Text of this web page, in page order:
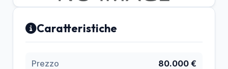
Caratteristiche
Prezzo 80.000 €